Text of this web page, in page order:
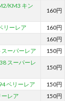
KM3 キン
160円
リーレア
160円
160円
ーパーレア 150円
スーパーレ
150円
ベリーレア
150円
レア
150円